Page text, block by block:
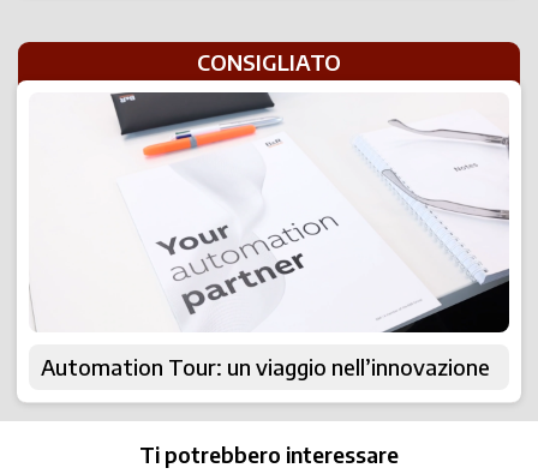
CONSIGLIATO
Automation Tour: un viaggio nell’innovazione
Ti potrebbero interessare